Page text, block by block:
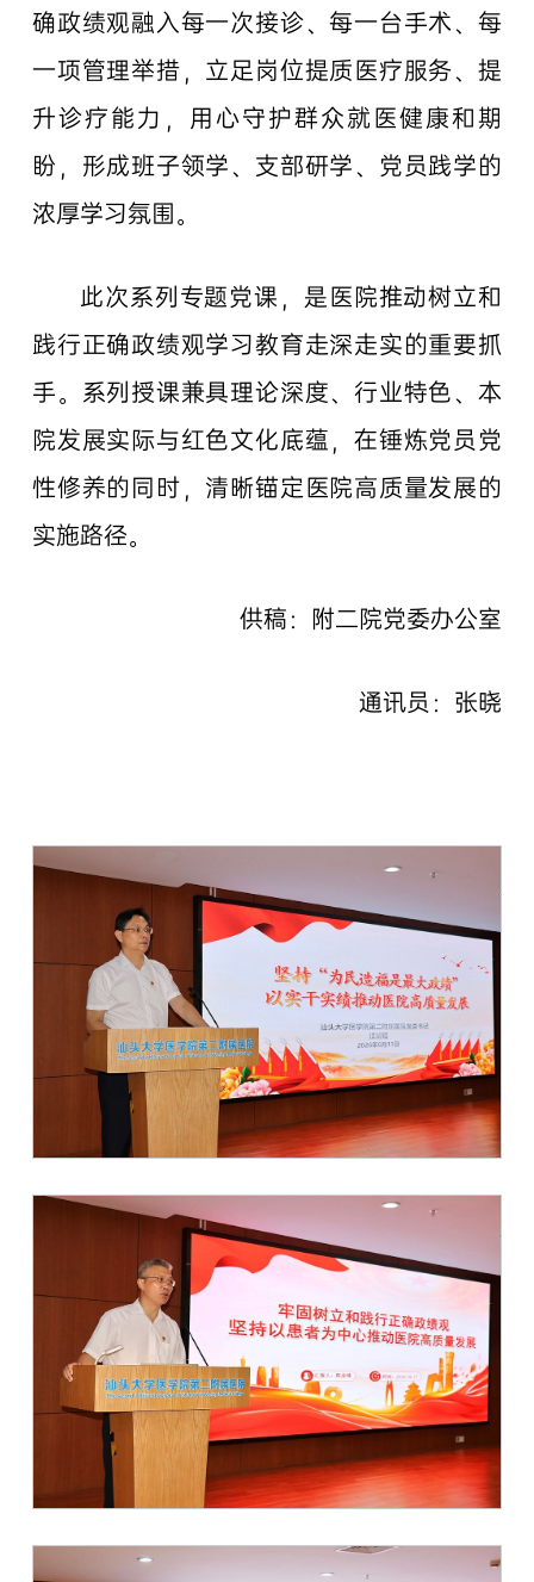
确政绩观融入每一次接诊、每一台手术、每
一项管理举措，立足岗位提质医疗服务、提
升诊疗能力，用心守护群众就医健康和期
盼，形成班子领学、支部研学、党员践学的
浓厚学习氛围。
此次系列专题党课，是医院推动树立和
践行正确政绩观学习教育走深走实的重要抓
手。系列授课兼具理论深度、行业特色、本
院发展实际与红色文化底蕴，在锤炼党员党
性修养的同时，清晰锚定医院高质量发展的
实施路径。
供稿：附二院党委办公室
通讯员：张晓